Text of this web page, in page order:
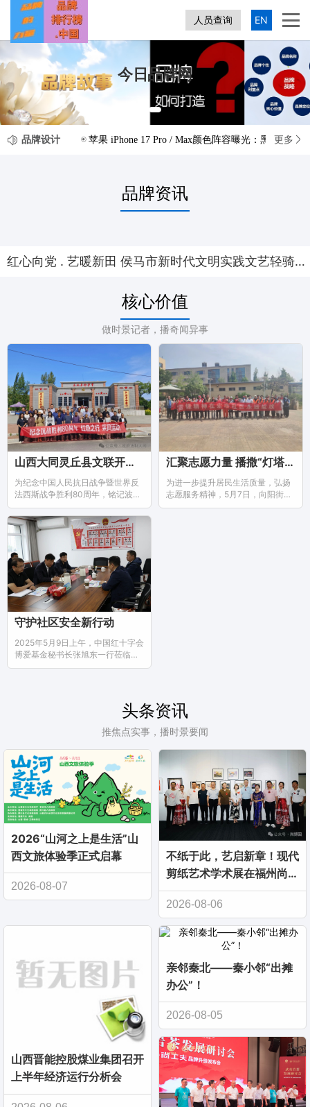
人员查询 EN
今日品牌网
品牌设计 苹果 iPhone 17 Pro / Max颜色阵容曝光：黑、蓝、
更多
品牌资讯
红心向党 . 艺暖新田 侯马市新时代文明实践文艺轻骑兵走进彭真故居开展主题汇演
核心价值
做时景记者，播奇闻异事
山西大同灵丘县文联开展纪念抗战胜利80周年“红色之旅”上寨采风行活动
为纪念中国人民抗日战争暨世界反
法西斯战争胜利80周年，铭记波澜
壮阔的革命历史，传承红色基因，
弘扬抗战...
汇聚志愿力量 播撒“灯塔”之暖
为进一步提升居民生活质量，弘扬
志愿服务精神，5月7日，向阳街道
宏塔社区于宏塔公园开展每月一次
守护社区安全新行动
2025年5月9日上午，中国红十字会
博爱基金秘书长张旭东一行莅临滨
河街道 ，围绕社区急救体系建设...
头条资讯
推焦点实事，播时景要闻
2026“山河之上是生活”山
西文旅体验季正式启幕
2026-08-07
不纸于此，艺启新章！现代
剪纸艺术学术展在福州尚博
园启幕
2026-08-06
山西晋能控股煤业集团召开
上半年经济运行分析会
亲邻秦北——秦小邻“出摊
办公”！
2026-08-05